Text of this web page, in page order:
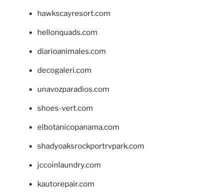
hawkscayresort.com
hellonquads.com
diarioanimales.com
decogaleri.com
unavozparadios.com
shoes-vert.com
elbotanicopanama.com
shadyoaksrockportrvpark.com
jccoinlaundry.com
kautorepair.com